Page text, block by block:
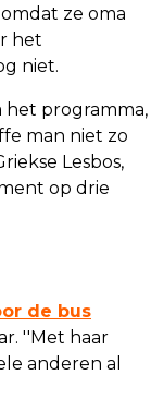
ze oma
het
niet.
het programma,
man niet zo
Lesbos,
op drie
de bus
''Met haar
anderen al